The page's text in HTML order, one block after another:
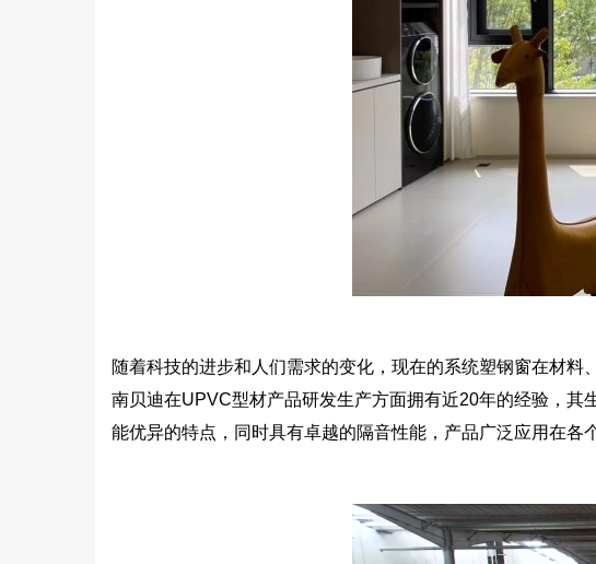
随着科技的进步和人们需求的变化，现在的系统塑钢窗在材
南贝迪在UPVC型材产品研发生产方面拥有近20年的经验，
能优异的特点，同时具有卓越的隔音性能，产品广泛应用在各